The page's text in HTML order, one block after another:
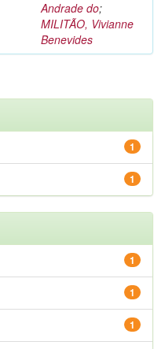
Andrade do;
MILITÃO, Vivianne
Benevides
1
1
1
1
1